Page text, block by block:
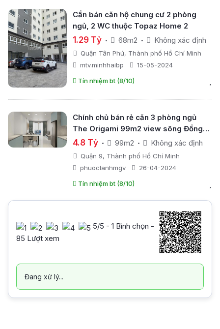
Cần bán căn hộ chung cư 2 phòng
ngủ, 2 WC thuộc Topaz Home 2
1.29 Tỷ 68m2 Không xác định
Quận Tân Phú, Thành phố Hồ Chí Minh
mtv.minhhaibp
15-05-2024
Tín nhiệm bt (8/10)
Chính chủ bán rẻ căn 3 phòng ngủ
The Origami 99m2 view sông Đồng
Nai
4.8 Tỷ 99m2 Không xác định
Quận 9, Thành phố Hồ Chí Minh
phuoclanhmgv
26-04-2024
Tín nhiệm bt (8/10)
5/5 - 1 Bình chọn -
85 Lượt xem
Đang xử lý...